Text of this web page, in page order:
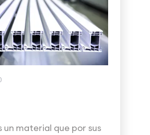
un material que por sus